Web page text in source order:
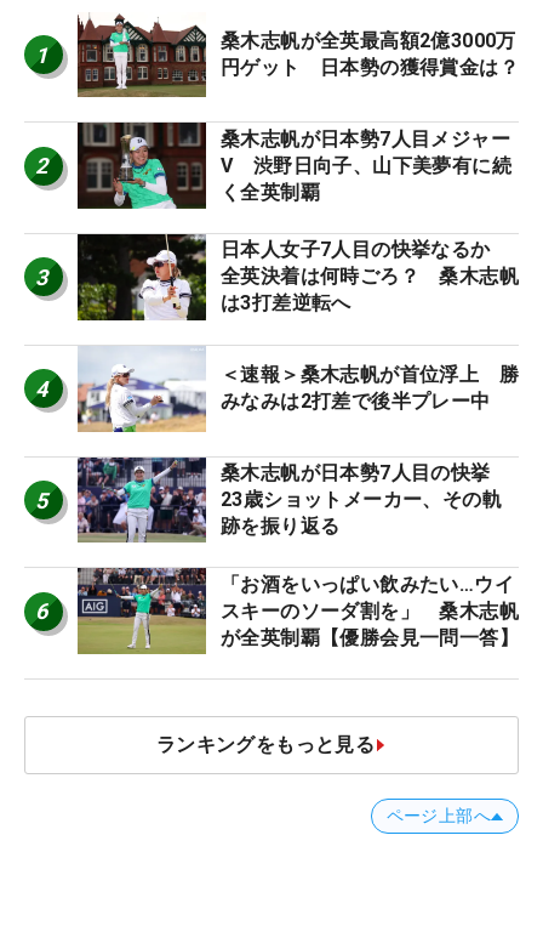
1
桑木志帆が全英最高額2億3000万
円ゲット 日本勢の獲得賞金は？
2
桑木志帆が日本勢7人目メジャー
V 渋野日向子、山下美夢有に続
く全英制覇
3
日本人女子7人目の快挙なるか
全英決着は何時ごろ？ 桑木志帆
は3打差逆転へ
4
＜速報＞桑木志帆が首位浮上 勝
みなみは2打差で後半プレー中
5
桑木志帆が日本勢7人目の快挙
23歳ショットメーカー、その軌
跡を振り返る
6
「お酒をいっぱい飲みたい…ウイ
スキーのソーダ割を」 桑木志帆
が全英制覇【優勝会見一問一答】
ランキングをもっと見る
ページ上部へ